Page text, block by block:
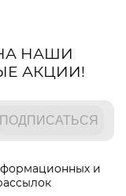
НАШИ
АКЦИИ!
и